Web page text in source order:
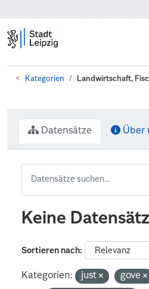
Kategorien Landwirtschaft,
Datensätze Über
Keine
Sortieren nach
Kategorien: just gove